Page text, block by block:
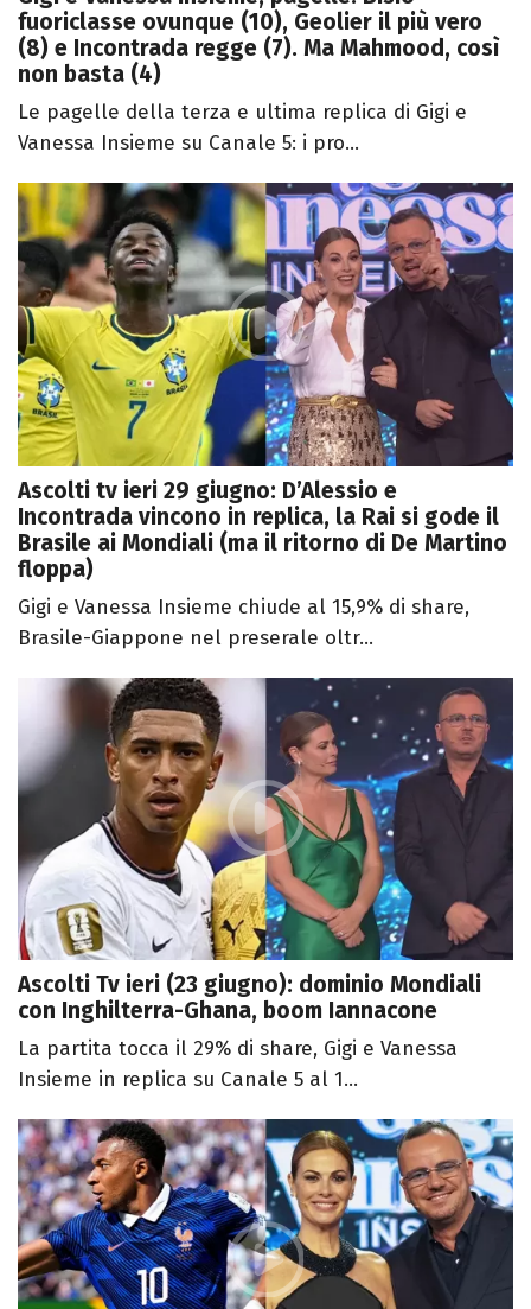
fuoriclasse ovunque (10), Geolier il più vero
(8) e Incontrada regge (7). Ma Mahmood, così
non basta (4)
Le pagelle della terza e ultima replica di Gigi e
Vanessa Insieme su Canale 5: i pro...
Ascolti tv ieri 29 giugno: D’Alessio e
Incontrada vincono in replica, la Rai si gode il
Brasile ai Mondiali (ma il ritorno di De Martino
floppa)
Gigi e Vanessa Insieme chiude al 15,9% di share,
Brasile-Giappone nel preserale oltr...
Ascolti Tv ieri (23 giugno): dominio Mondiali
con Inghilterra-Ghana, boom Iannacone
La partita tocca il 29% di share, Gigi e Vanessa
Insieme in replica su Canale 5 al 1...